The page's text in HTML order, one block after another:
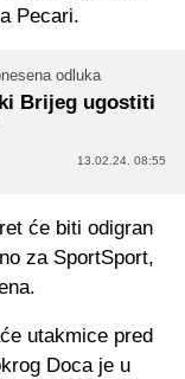
Pecari.
odluka
Brijeg ugostiti
13.02.24. 08:55
će biti odigran
za SportSport,
utakmice pred
Doca je u